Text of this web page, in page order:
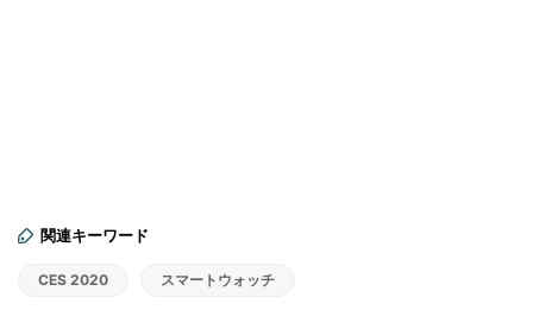
関連キーワード
CES 2020 スマートウォッチ